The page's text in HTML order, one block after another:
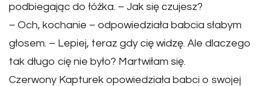
podbiegając do łóżka. – Jak się czujesz?
– Och, kochanie – odpowiedziała babcia słabym
głosem. – Lepiej, teraz gdy cię widzę. Ale dlaczego
tak długo cię nie było? Martwiłam się.
Czerwony Kapturek opowiedziała babci o swojej